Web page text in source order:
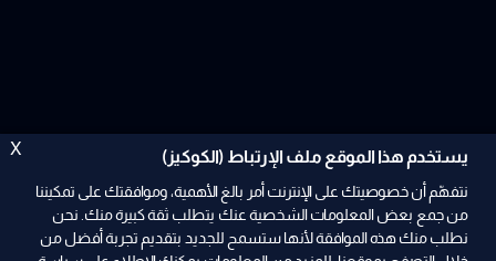
X يستخدم هذا الموقع ملف الإرتباط (الكوكيز)
نتفهّم أن خصوصيتك على الإنترنت أمر بالغ الأهمية، وموافقتك على تمكيننا
من جمع بعض المعلومات الشخصية عنك يتطلب ثقة كبيرة منك. نحن
نطلب منك هذه الموافقة لأنها ستسمح للجديد بتقديم تجربة أفضل من